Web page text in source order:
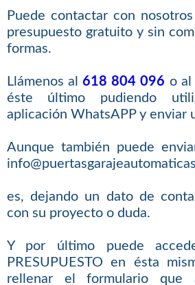
Puede contactar con
presupuesto gratuito y sin
formas.
Llámenos al618 804 096 o al
éste último pudiendo
aplicación WhatsAPP y enviar
Aunque también puede
es, dejando un dato de
con su proyecto o duda.
Y por último puede
PRESUPUESTO en ésta
rellenar el formulario que